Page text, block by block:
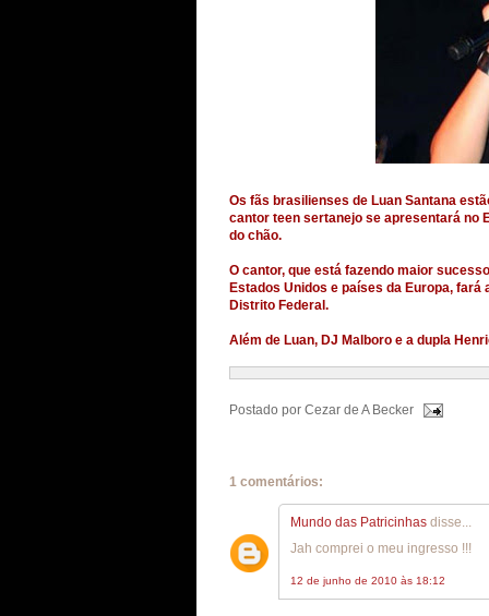
Os fãs brasilienses de Luan Santana
cantor teen sertanejo se apresentará no
do chão.
O cantor, que está fazendo maior
Estados Unidos e países da Europa,
Distrito Federal.
Além de Luan, DJ Malboro e a dupla
Postado por Cezar de A Becker
1 comentários:
Mundo das Patricinhas disse...
Jah comprei o meu ingresso !!!
12 de junho de 2010 às 18:12